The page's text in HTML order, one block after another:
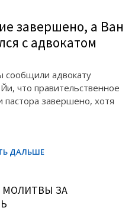
завершено, а Ван
с адвокатом
сообщили адвокату
что правительственное
завершено, хотя
ЗА